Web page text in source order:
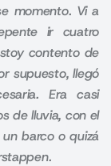
momento. Vi a
ir cuatro
contento de
supuesto, llegó
Era casi
de lluvia, con el
barco o quizá